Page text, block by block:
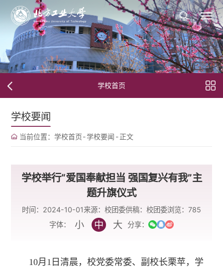
学校首页
学校要闻
当前位置： 学校首页-学校要闻 -正文
学校举行“爱国奉献担当 强国复兴有我”主
题升旗仪式
时间：2024-10-01来源：校团委供稿：校团委浏览： 785
字体：
小 中 大 分享：
10月1日清晨，校党委常委、副校长栗苹，学